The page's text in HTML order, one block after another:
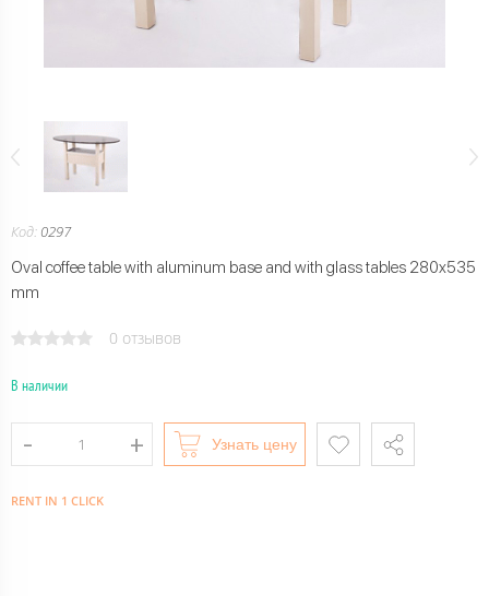
Код: 0297
Oval coffee table with aluminum base and with glass tables 280x535
mm
0 отзывов
В наличии
Узнать цену
RENT IN 1 CLICK